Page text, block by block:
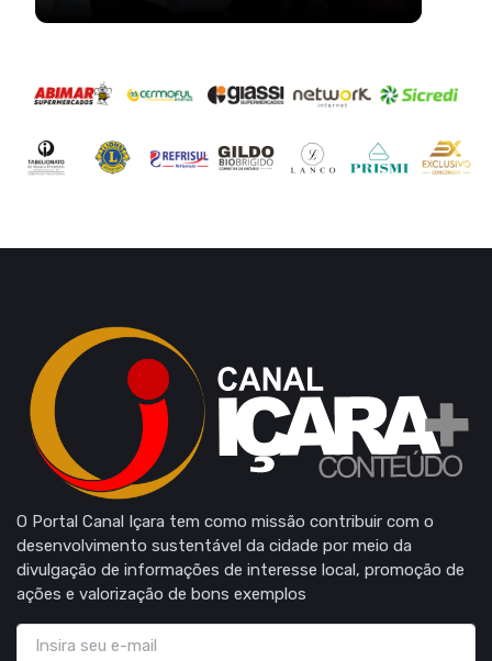
O Portal Canal Içara tem como missão contribuir com o
desenvolvimento sustentável da cidade por meio da
divulgação de informações de interesse local, promoção de
ações e valorização de bons exemplos